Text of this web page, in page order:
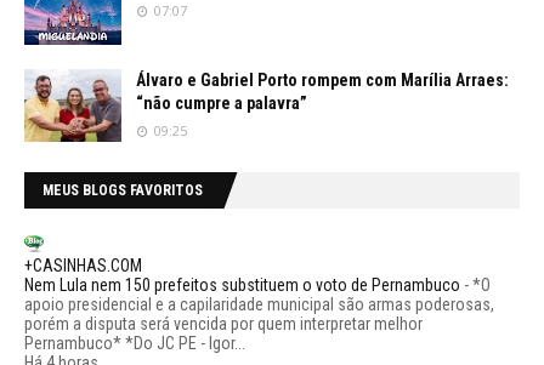
07:07
Álvaro e Gabriel Porto rompem com Marília Arraes:
“não cumpre a palavra”
09:25
MEUS BLOGS FAVORITOS
+CASINHAS.COM
Nem Lula nem 150 prefeitos substituem o voto de Pernambuco -*O
apoio presidencial e a capilaridade municipal são armas poderosas,
porém a disputa será vencida por quem interpretar melhor
Pernambuco* *Do JC PE - Igor...